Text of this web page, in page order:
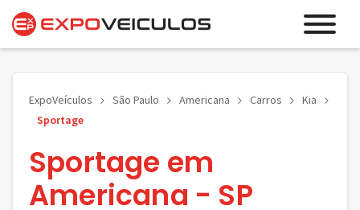
ExpoVeículos São Paulo Americana Carros
Kia
Sportage
Sportage em
Americana - SP